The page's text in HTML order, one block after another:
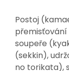
Postoj
soupeře
(sekkin),
no torikata),